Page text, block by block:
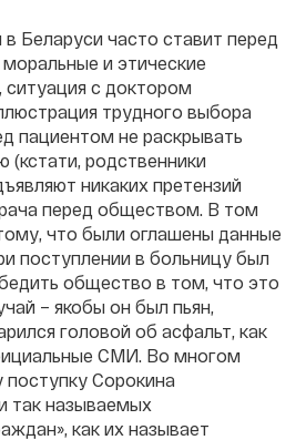
Беларуси часто ставит перед
и этические
с доктором
трудного выбора
пациентом не раскрывать
родственники
никаких претензий
перед обществом. В том
что были оглашены данные
поступлении в больницу был
общество в том, что это
– якобы он был пьян,
головой об асфальт, как
СМИ. Во многом
Сорокина
так называемых
как их называет